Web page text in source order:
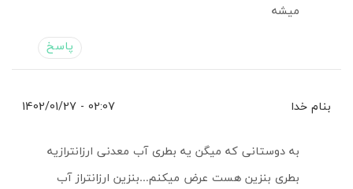
میشه
پاسخ
بنام خدا 02:07 - 1402/01/27
به دوستانی که میگن یه بطری آب معدنی ارزانترازیه
بطری بنزین هست عرض میکنم…بنزین ارزانتراز آب